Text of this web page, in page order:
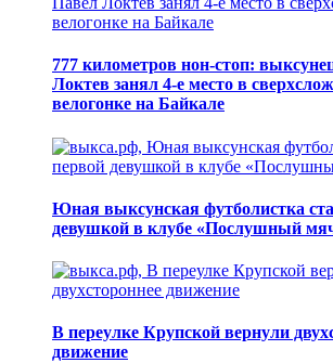
777 километров нон-стоп:
Локтев занял 4-е место в
велогонке на Байкале
Юная выксунская футболистка
девушкой в клубе «Послушный
В переулке Крупской вернули
движение